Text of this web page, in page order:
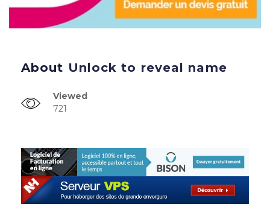
About Unlock to reveal name
Viewed
721